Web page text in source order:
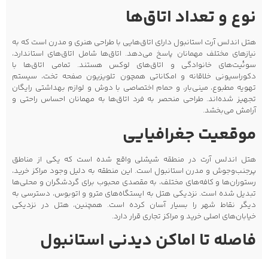
نوع و تعداد اتاق‌ها
هتل اندلس آرت استانبول دارای اتاق‌هایی با طراحی هنری و مدرن است که به
نیازهای مختلف مهمانان پاسخ می‌دهد. اتاق‌ها شامل اتاق‌های استاندارد،
سوئیت‌های خانوادگی و اتاق‌های لوکس هستند. تمامی اتاق‌ها با
دکوراسیونی خلاقانه و امکاناتی همچون تلویزیون صفحه تخت، سیستم
تهویه مطبوع، مینی‌بار، و حمام اختصاصی با دوش و لوازم بهداشتی رایگان
تجهیز شده‌اند. طراحی منحصر به فرد اتاق‌ها به مهمانان احساس راحتی و
آرامش می‌بخشد.
موقعیت جغرافیایی
هتل اندلس آرت در منطقه شیشلی واقع شده است که یکی از مناطق
پرجنب‌وجوش و مدرن استانبول است. این منطقه به دلیل وجود مراکز خرید،
رستوران‌ها و کافه‌های مختلف، به مقصدی محبوب برای گردشگران و محلی‌ها
تبدیل شده است. نزدیکی هتل به ایستگاه‌های مترو و اتوبوس، دسترسی به
دیگر نقاط شهر را بسیار آسان کرده است. همچنین، هتل در نزدیکی
خیابان‌های اصلی خرید و مراکز تجاری قرار دارد.
فاصله تا اماکن دیدنی استانبول